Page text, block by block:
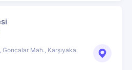
Mah., Karşıyaka,